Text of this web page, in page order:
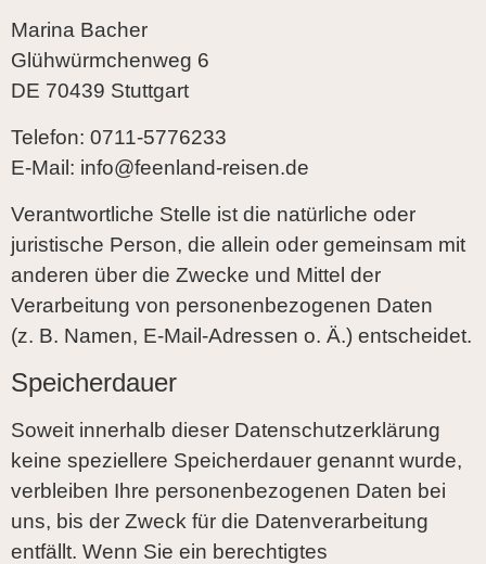
Marina Bacher
Glühwürmchenweg 6
DE 70439 Stuttgart
Telefon: 0711-5776233
E-Mail: info@feenland-reisen.de
Verantwortliche Stelle ist die natürliche oder
juristische Person, die allein oder gemeinsam mit
anderen über die Zwecke und Mittel der
Verarbeitung von personenbezogenen Daten
(z. B. Namen, E-Mail-Adressen o. Ä.) entscheidet.
Speicherdauer
Soweit innerhalb dieser Datenschutzerklärung
keine speziellere Speicherdauer genannt wurde,
verbleiben Ihre personenbezogenen Daten bei
uns, bis der Zweck für die Datenverarbeitung
entfällt. Wenn Sie ein berechtigtes